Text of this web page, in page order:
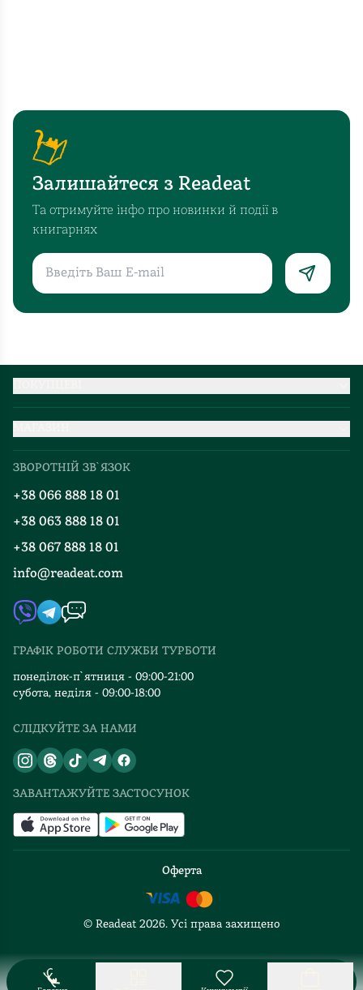
Залишайтеся з Readeat
Та отримуйте інфо про новинки й події в
книгарнях
Про нас
Добірки
Блог
Події
Книгарні
Контакти
Автори
Видавництва
Відгуки та оцінка RDT
Партнерство
ЗВОРОТНІЙ ЗВ`ЯЗОК
+38 066 888 18 01
+38 063 888 18 01
+38 067 888 18 01
info@readeat.com
ГРАФІК РОБОТИ СЛУЖБИ ТУРБОТИ
понеділок-п`ятниця - 09:00-21:00
субота, неділя - 09:00-18:00
СЛІДКУЙТЕ ЗА НАМИ
ЗАВАНТАЖУЙТЕ ЗАСТОСУНОК
Оферта
© Readeat 2026. Усі права захищено